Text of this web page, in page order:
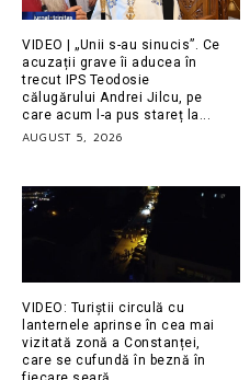
VIDEO | „Unii s-au sinucis”. Ce
acuzații grave îi aducea în
trecut IPS Teodosie
călugărului Andrei Jilcu, pe
care acum l-a pus stareț la...
AUGUST 5, 2026
VIDEO: Turiștii circulă cu
lanternele aprinse în cea mai
vizitată zonă a Constanței,
care se cufundă în beznă în